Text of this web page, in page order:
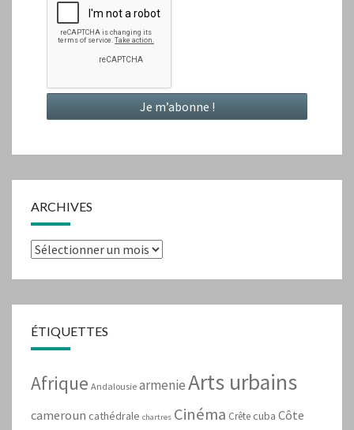
ARCHIVES
Archives
ÉTIQUETTES
Afrique Andalousie armenieArts urbains
cameroun cathédrale chartres Cinéma Crêtecuba Côte